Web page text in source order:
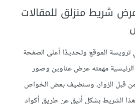
شريط منزلق للمقالات
الموقع وتحديدًا أعلى الصفحة
الرئيسية مهمته عرض عناوين وصور
من قبل الزوار، وسنضيف بعض الخواص
الشريط بشكل أنيق عن طريق أكواد